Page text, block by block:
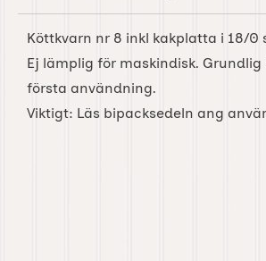
Köttkvarn nr 8 inkl kakplatta i 18/0
Ej lämplig för maskindisk.
första användning.
Viktigt: Läs bipacksedeln ang